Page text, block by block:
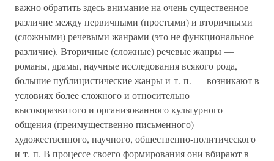
важно обратить здесь внимание на очень существенное
различие между первичными (простыми) и вторичными
(сложными) речевыми жанрами (это не функциональное
различие). Вторичные (сложные) речевые жанры —
романы, драмы, научные исследования всякого рода,
большие публицистические жанры и т. п. — возникают в
условиях более сложного и относительно
высокоразвитого и организованного культурного
общения (преимущественно письменного) —
художественного, научного, общественно-политического
и т. п. В процессе своего формирования они вбирают в